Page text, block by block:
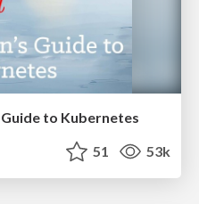
to Kubernetes
51 53k